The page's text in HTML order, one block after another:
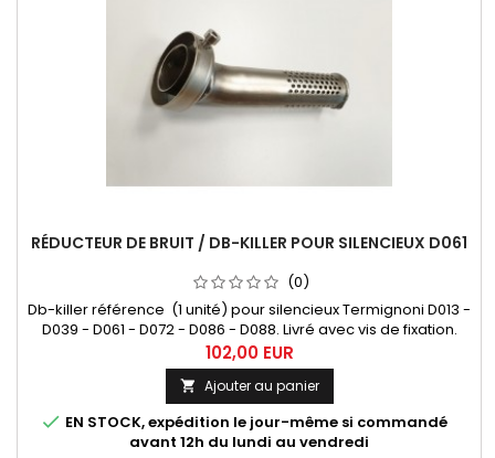
RÉDUCTEUR DE BRUIT / DB-KILLER POUR SILENCIEUX D061
(0)
Db-killer référence (1 unité) pour silencieux Termignoni D013 -
D039 - D061 - D072 - D086 - D088. Livré avec vis de fixation.
102,00 EUR
 Ajouter au panier
 EN STOCK, expédition le jour-même si commandé
avant 12h du lundi au vendredi